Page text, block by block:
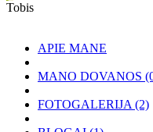
Tobis
APIE MANE
MANO DOVANOS
FOTOGALERIJA (2)